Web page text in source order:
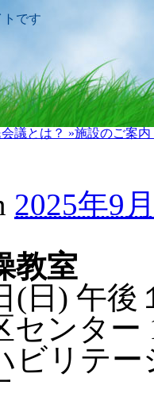
です
議とは？ »施設のご案内
2025年9
教室
(日) 午後
センター
ビリテー